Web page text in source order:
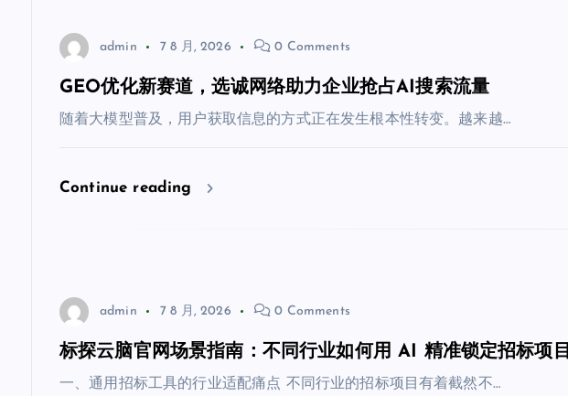
admin 7 8 月, 2026 0 Comments
GEO优化新赛道，选诚网络助力企业抢占AI搜索流量
随着大模型普及，用户获取信息的方式正在发生根本性转变。越来越…
Continue reading
admin 7 8 月, 2026 0 Comments
标探云脑官网场景指南：不同行业如何用 AI 精准锁定招标项目
一、通用招标工具的行业适配痛点 不同行业的招标项目有着截然不…